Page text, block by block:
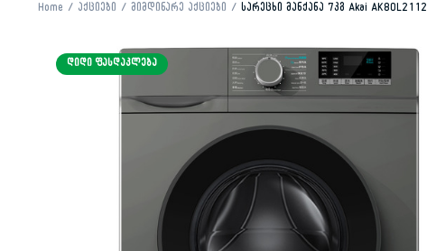
Home აქციები მიმდინარე აქციები სარეცხი მანქანა 7კგ Akai AK80L2112
ᲓᲘᲓᲘ ᲤᲐᲡᲓᲐᲙᲚᲔᲑᲐ